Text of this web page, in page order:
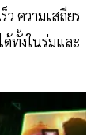
ความเสถียร
ด้ทั้งในร่มและ